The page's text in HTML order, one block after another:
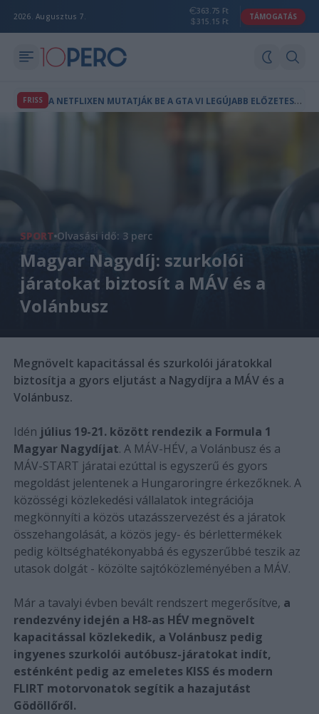
2026. Augusztus 7.
363.75 Ft
315.15 Ft
TÁMOGATÁS
FRISS A
NETFLIXEN MUTATJÁK BE A GTA VI LEGÚJABB ELŐZETESÉT
SPORT Olvasási idő: 3 perc
Magyar Nagydíj: szurkolói
járatokat biztosít a MÁV és a
Volánbusz
Megnövelt kapacitással és szurkolói járatokkal
biztosítja a gyors eljutást a Nagydíjra a MÁV és a
Volánbusz.
Idén július 19-21. között rendezik a Formula 1
Magyar Nagydíjat. A MÁV-HÉV, a Volánbusz és a
MÁV-START járatai ezúttal is egyszerű és gyors
megoldást jelentenek a Hungaroringre érkezőknek. A
közösségi közlekedési vállalatok integrációja
megkönnyíti a közös utazásszervezést és a járatok
összehangolását, a közös jegy- és bérlettermékek
pedig költséghatékonyabbá és egyszerűbbé teszik az
utasok dolgát - közölte sajtóközleményében a MÁV.
Már a tavalyi évben bevált rendszert megerősítve, a
rendezvény idején a H8-as HÉV megnövelt
kapacitással közlekedik, a Volánbusz pedig
ingyenes szurkolói autóbusz-járatokat indít,
esténként pedig az emeletes KISS és modern
FLIRT motorvonatok segítik a hazajutást
Gödöllőről.